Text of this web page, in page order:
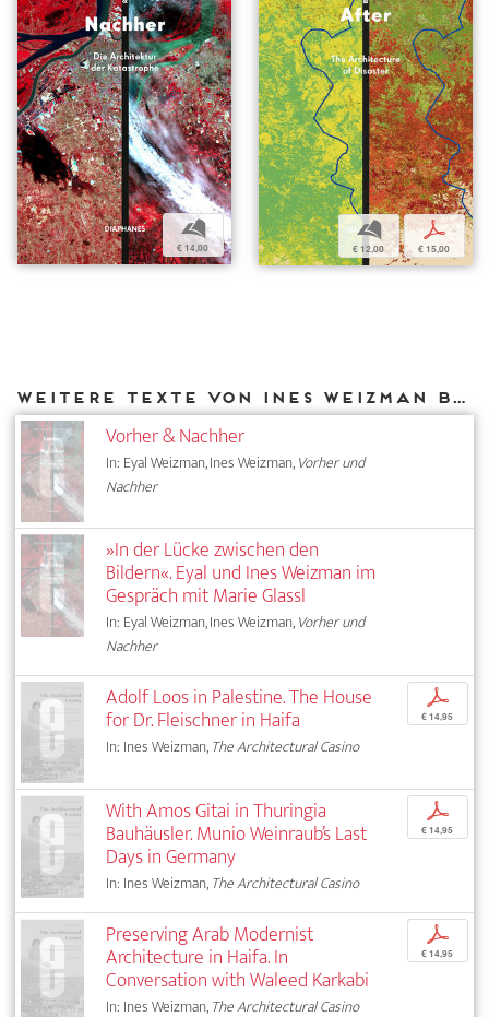
b
€ 14,00
b
€ 12,00
p
€ 15,00
Weitere Texte von Ines Weizman bei DIAPHANES
Vorher & Nachher
In: Eyal Weizman, Ines Weizman,Vorher und
Nachher
»In der Lücke zwischen den
Bildern«. Eyal und Ines Weizman im
Gespräch mit Marie Glassl
In: Eyal Weizman, Ines Weizman,Vorher und
Nachher
Adolf Loos in Palestine. The House
for Dr. Fleischner in Haifa
In: Ines Weizman,The Architectural Casino
p
€ 14,95
With Amos Gitai in Thuringia
Bauhäusler. Munio Weinraub’s Last
Days in Germany
In: Ines Weizman,The Architectural Casino
p
€ 14,95
Preserving Arab Modernist
Architecture in Haifa. In
Conversation with Waleed Karkabi
In: Ines Weizman,The Architectural Casino
p
€ 14,95